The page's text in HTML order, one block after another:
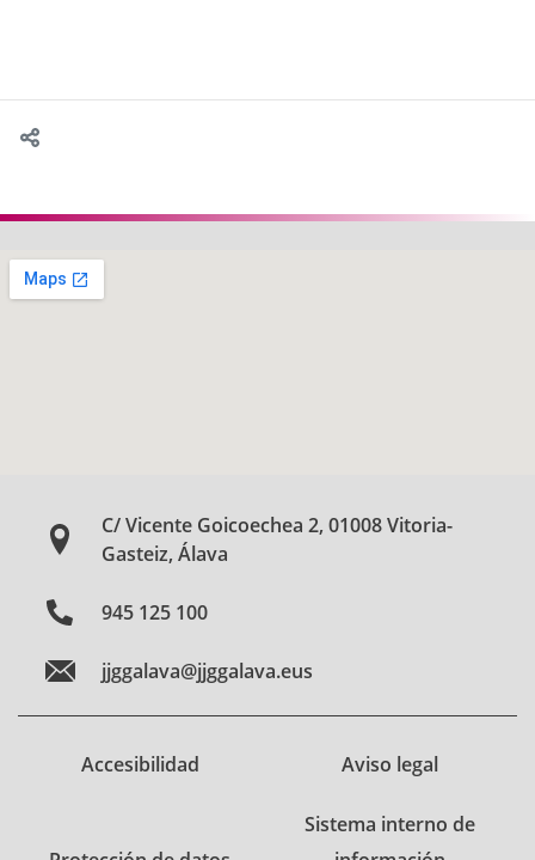
C/ Vicente Goicoechea 2, 01008 Vitoria-
Gasteiz, Álava
945 125 100
jjggalava@jjggalava.eus
Accesibilidad Aviso legal
Sistema interno de